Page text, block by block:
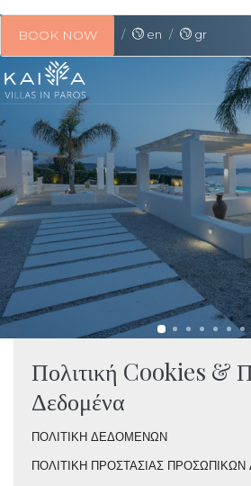
BOOK NOW en gr
Πολιτική Cookies &
Δεδομένα
ΠΟΛΙΤΙΚΗ ΔΕΔΟΜΕΝΩΝ
ΠΟΛΙΤΙΚΗ ΠΡΟΣΤΑΣΙΑΣ